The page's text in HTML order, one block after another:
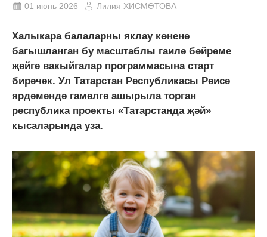
01 июнь 2026 Лилия ХИСМӘТОВА
Халыкара балаларны яклау көненә
багышланган бу масштаблы гаилә бәйрәме
җәйге вакыйгалар программасына старт
бирәчәк. Ул Татарстан Республикасы Рәисе
ярдәмендә гамәлгә ашырыла торган
республика проекты «Татарстанда җәй»
кысаларында уза.